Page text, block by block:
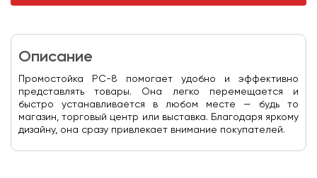
Описание
Промостойка PC-8 помогает удобно и эффективно
представлять товары. Она легко перемещается и
быстро устанавливается в любом месте — будь то
магазин, торговый центр или выставка. Благодаря яркому
дизайну, она сразу привлекает внимание покупателей.